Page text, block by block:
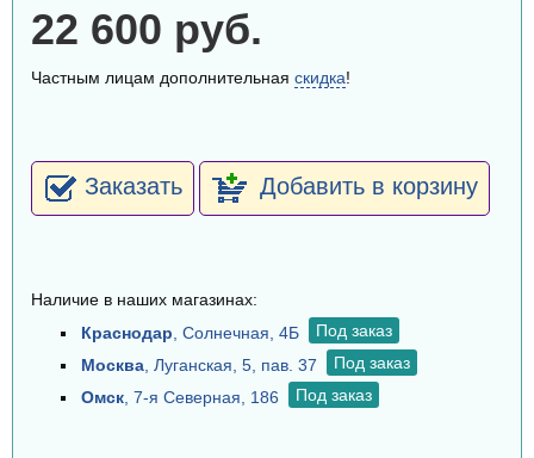
22 600 руб.
Частным лицам дополнительная скидка!
Заказать Добавить в корзину
Наличие в наших магазинах:
Краснодар , Солнечная, 4Б
Под заказ
Москва , Луганская, 5, пав. 37
Под заказ
Омск , 7-я Северная, 186 Под заказ